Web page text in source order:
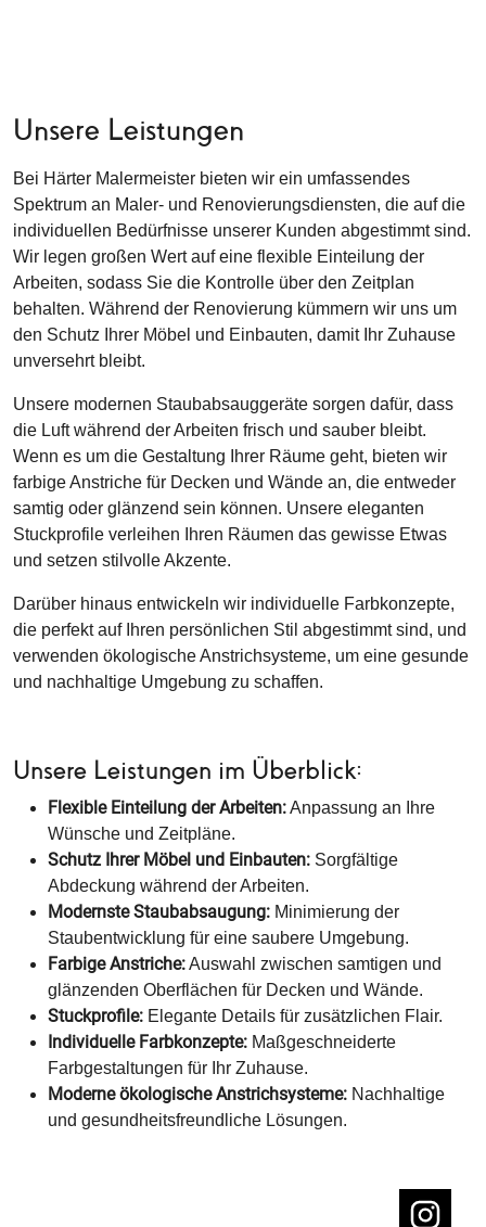
Unsere Leistungen
Bei Härter Malermeister bieten wir ein umfassendes
Spektrum an Maler- und Renovierungsdiensten, die auf die
individuellen Bedürfnisse unserer Kunden abgestimmt sind.
Wir legen großen Wert auf eine flexible Einteilung der
Arbeiten, sodass Sie die Kontrolle über den Zeitplan
behalten. Während der Renovierung kümmern wir uns um
den Schutz Ihrer Möbel und Einbauten, damit Ihr Zuhause
unversehrt bleibt.
Unsere modernen Staubabsauggeräte sorgen dafür, dass
die Luft während der Arbeiten frisch und sauber bleibt.
Wenn es um die Gestaltung Ihrer Räume geht, bieten wir
farbige Anstriche für Decken und Wände an, die entweder
samtig oder glänzend sein können. Unsere eleganten
Stuckprofile verleihen Ihren Räumen das gewisse Etwas
und setzen stilvolle Akzente.
Darüber hinaus entwickeln wir individuelle Farbkonzepte,
die perfekt auf Ihren persönlichen Stil abgestimmt sind, und
verwenden ökologische Anstrichsysteme, um eine gesunde
und nachhaltige Umgebung zu schaffen.
Unsere Leistungen im Überblick:
Flexible Einteilung der Arbeiten:Anpassung an Ihre
Wünsche und Zeitpläne.
Schutz Ihrer Möbel und Einbauten: Sorgfältige
Abdeckung während der Arbeiten.
Modernste Staubabsaugung: Minimierung der
Staubentwicklung für eine saubere Umgebung.
Farbige Anstriche:Auswahl zwischen samtigen und
glänzenden Oberflächen für Decken und Wände.
Stuckprofile: Elegante Details für zusätzlichen Flair.
Individuelle Farbkonzepte: Maßgeschneiderte
Farbgestaltungen für Ihr Zuhause.
Moderne ökologische Anstrichsysteme: Nachhaltige
und gesundheitsfreundliche Lösungen.